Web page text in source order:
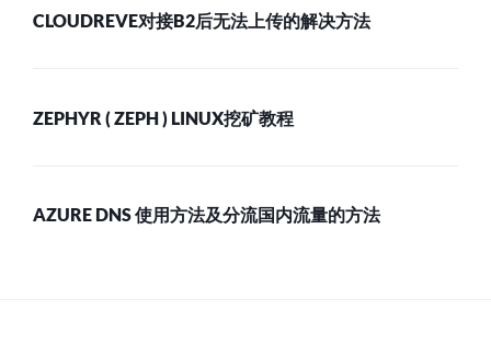
CLOUDREVE对接B2后无法上传的解决方法
ZEPHYR ( ZEPH ) LINUX挖矿教程
AZURE DNS 使用方法及分流国内流量的方法